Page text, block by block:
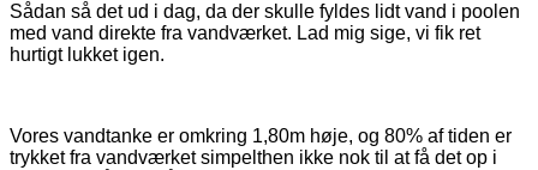
Sådan så det ud i dag, da der skulle fyldes lidt vand i poolen
med vand direkte fra vandværket. Lad mig sige, vi fik ret
hurtigt lukket igen.
Vores vandtanke er omkring 1,80m høje, og 80% af tiden er
trykket fra vandværket simpelthen ikke nok til at få det op i